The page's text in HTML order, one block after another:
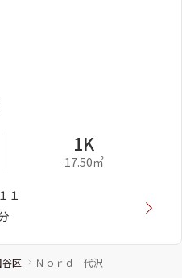
1K
17.50㎡
１
区 Ｎｏｒｄ 代沢